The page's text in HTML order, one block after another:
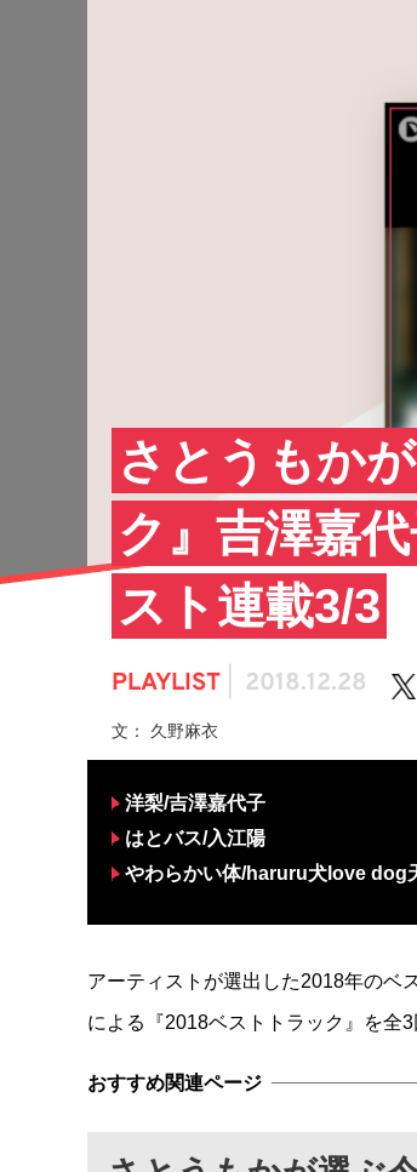
さとうもか
ク』吉澤嘉
スト連載3/3
PLAYLIST 2018.12.28
文： 久野麻衣
洋梨/吉澤嘉代子
はとバス/入江陽
やわらかい体/haruru犬love dog
アーティストが選出した2018年のベ
による『2018ベストトラック』を全3